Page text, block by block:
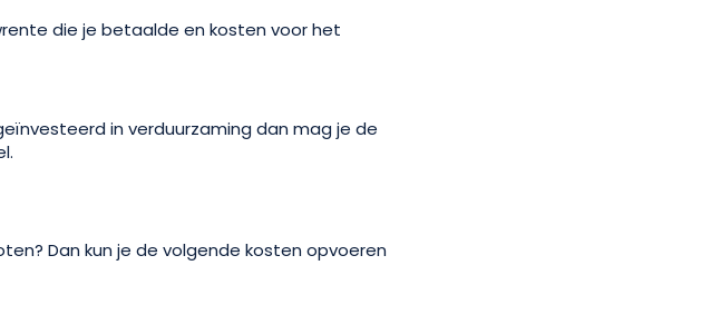
die je betaalde en kosten voor het
in verduurzaming dan mag je de
Dan kun je de volgende kosten opvoeren